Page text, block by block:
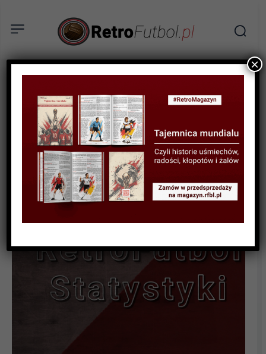
STATYSTYKI FUTBOLOWE
STATYSTYKI KLUBOWE
STATYSTYKI REPREZENTACJI
Kluby dla reprezentacji #14
(2002-2005)
×